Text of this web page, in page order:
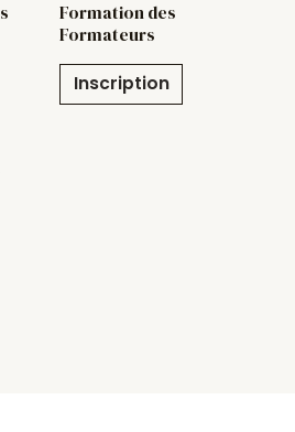
Formation des
Formateurs
Inscription